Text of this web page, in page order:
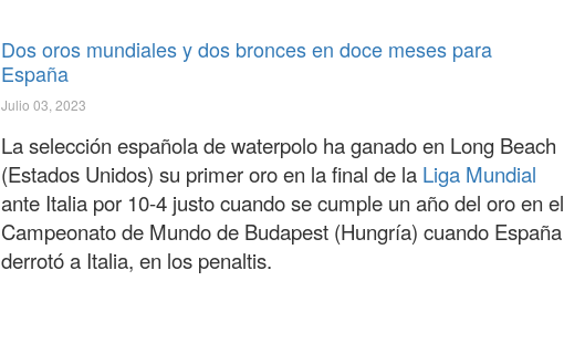
Dos oros mundiales y dos bronces en doce meses para
España
Julio 03, 2023
La selección española de waterpolo ha ganado en Long Beach
(Estados Unidos) su primer oro en la final de la Liga Mundial
ante Italia por 10-4 justo cuando se cumple un año del oro en el
Campeonato de Mundo de Budapest (Hungría) cuando España
derrotó a Italia, en los penaltis.